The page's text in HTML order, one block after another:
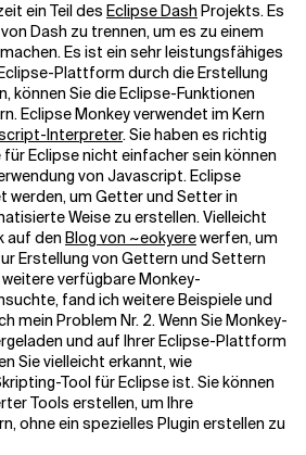
ein Teil des Eclipse Dash Projekts. Es
Dash zu trennen, um es zu einem
Es ist ein sehr leistungsfähiges
Plattform durch die Erstellung
können Sie die Eclipse-Funktionen
Eclipse Monkey verwendet im Kern
Interpreter. Sie haben es richtig
Eclipse nicht einfacher sein können
von Javascript. Eclipse
werden, um Getter und Setter in
Weise zu erstellen. Vielleicht
auf den Blog von ~eokyerewerfen, um
Erstellung von Gettern und Settern
verfügbare Monkey-
fand ich weitere Beispiele und
mein Problem Nr. 2. Wenn Sie Monkey-
und auf Ihrer Eclipse-Plattform
Sie vielleicht erkannt, wie
Tool für Eclipse ist. Sie können
Tools erstellen, um Ihre
ohne ein spezielles Plugin erstellen zu